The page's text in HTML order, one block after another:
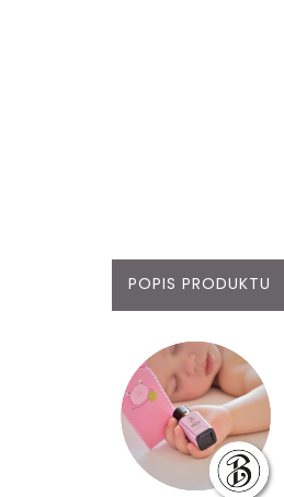
POPIS PRODUKTU